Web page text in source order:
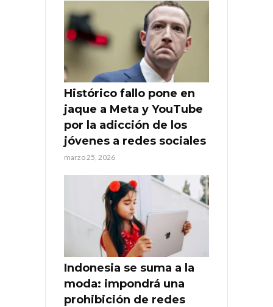
Histórico fallo pone en
jaque a Meta y YouTube
por la adicción de los
jóvenes a redes sociales
marzo 25, 2026
Indonesia se suma a la
moda: impondrá una
prohibición de redes